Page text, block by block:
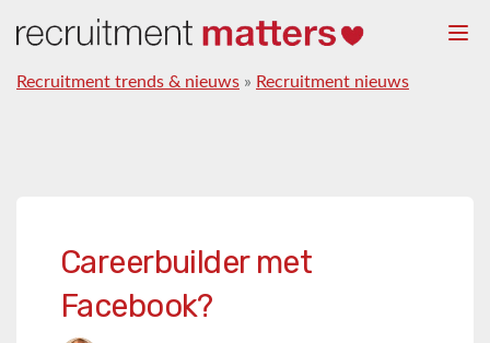
Recruitment trends & nieuws » Recruitment nieuws
Careerbuilder met
Facebook?